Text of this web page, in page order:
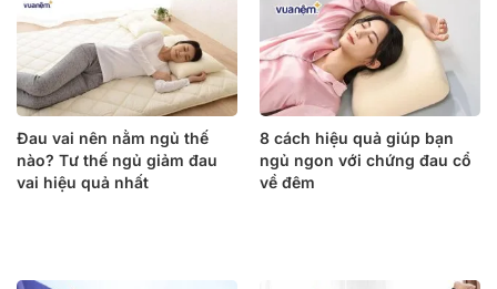
Đau vai nên nằm ngủ thế
nào? Tư thế ngủ giảm đau
vai hiệu quả nhất
8 cách hiệu quả giúp bạn
ngủ ngon với chứng đau cổ
về đêm